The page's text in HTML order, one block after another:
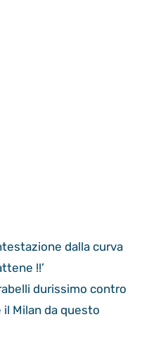
dalla curva
!!’
durissimo contro
il Milan da questo